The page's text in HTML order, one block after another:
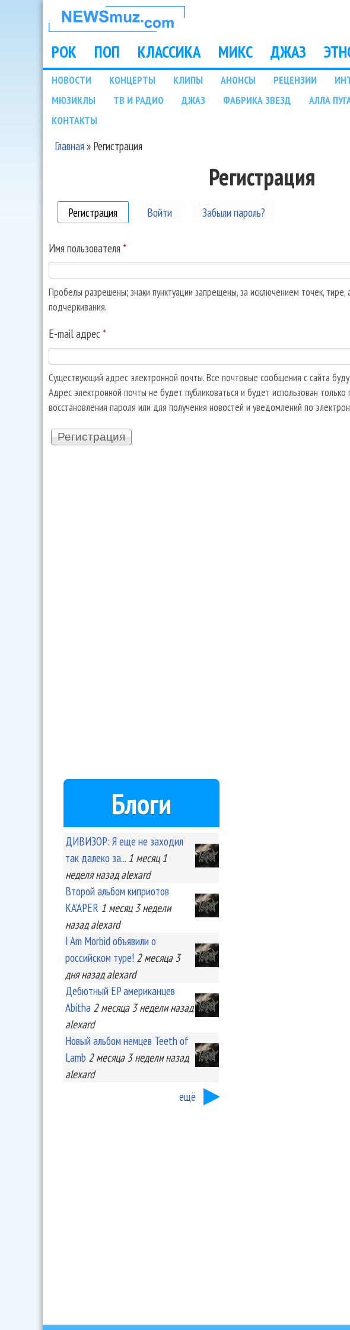
НОВОСТИ
МУЗЫКИ И
ШОУ БИЗНЕСА
NEWSMUZ.COM
Main menu
РОК ПОП КЛАССИКА МИКС ДЖАЗ
Подразделы
НОВОСТИ КОНЦЕРТЫ КЛИПЫ АНОНСЫ РЕЦЕНЗИИ
МЮЗИКЛЫ
ТВ И РАДИО ДЖАЗ ФАБРИКА ЗВЕЗД АЛЛА
КОНТАКТЫ
Главная» Регистрация
Регистрация
Регистрация (активная вкладка)
Войти Забыли пароль?
Имя пользователя *
Пробелы разрешены; знаки пунктуации запрещены, за исключением точек, тире,
подчеркивания.
E-mail адрес *
Существующий адрес электронной почты. Все почтовые сообщения с сайта
Адрес электронной почты не будет публиковаться и будет использован
восстановления пароля или для получения новостей и уведомлений по
Блоги
ДИВИЗОР: Я еще не заходил
так далеко за... 1 месяц 1
неделяназад alexard
Второй альбом киприотов
KA'APER 1 месяц 3 недели
назад alexard
I Am Morbid объявили о
российском туре! 2 месяца 3
дняназад alexard
Дебютный EP американцев
Abitha 2 месяца 3 неделиназад
alexard
Новый альбом немцев Teeth of
Lamb 2 месяца 3 неделиназад
alexard
ещё